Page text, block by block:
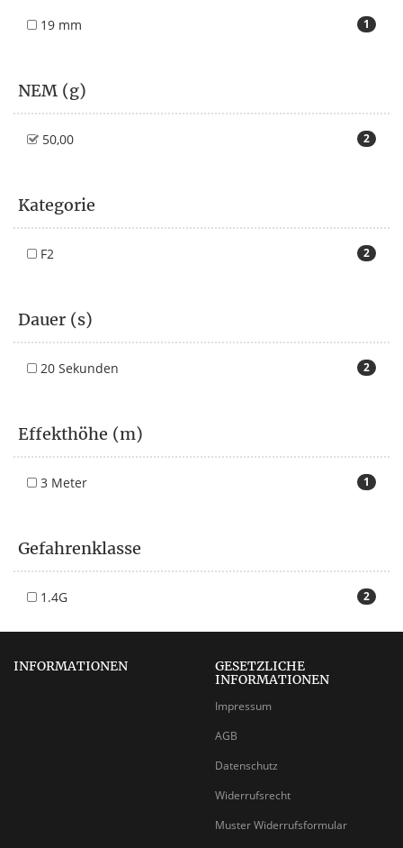
1
19 mm
NEM (g)
2
50,00
Kategorie
2
F2
Dauer (s)
2
20 Sekunden
Effekthöhe (m)
1
3 Meter
Gefahrenklasse
2
1.4G
INFORMATIONEN
GESETZLICHE
INFORMATIONEN
Impressum
AGB
Datenschutz
Widerrufsrecht
Muster Widerrufsformular